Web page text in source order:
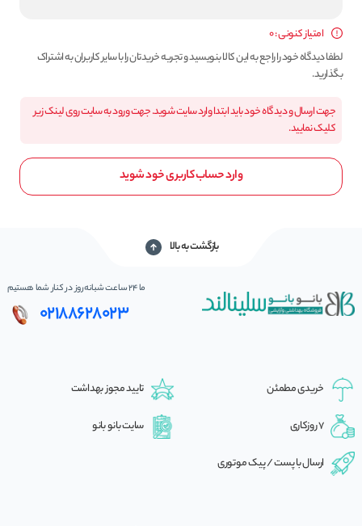
امتیاز کنونی : 0
لطفا دیدگاه خود را راجع به این کالا بنویسید و تجربه خریدتان را با سایر کاربران به اشتراک
بگذارید.
جهت ارسال و دیدگاه خود باید ابتدا وارد سایت شوید. جهت ورود به سایت روی لینک زیر
کلیک نمایید.
وارد حساب کاربری خود شوید
بازگشت به بالا
ما 24 ساعت شبانه‌روز در کنار شما هستیم
02188628023
خریدی مطمئن تایید مجوز بهداشت
7 روزکاری سایت بانو بانو
ارسال با پست / پیک موتوری